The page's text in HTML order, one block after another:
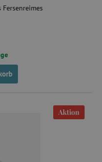
Aktion